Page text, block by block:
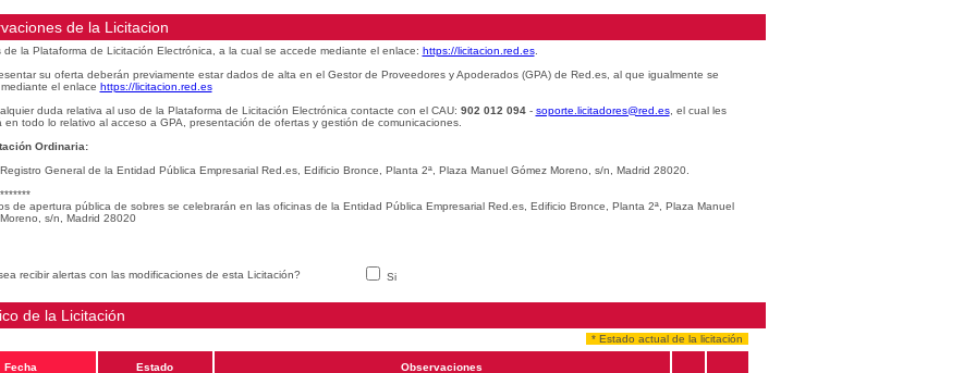
de la Licitacion
de la Plataforma de Licitación Electrónica, a la cual se accede mediante el enlace: https://licitacion.red.es.
su oferta deberán previamente estar dados de alta en el Gestor de Proveedores y Apoderados (GPA) de Red.es, al que igualmente se
el enlace https://licitacion.red.es
duda relativa al uso de la Plataforma de Licitación Electrónica contacte con el CAU: 902 012 094- soporte.licitadores@red.es, el cual les
en todo lo relativo al acceso a GPA, presentación de ofertas y gestión de comunicaciones.
Ordinaria:
General de la Entidad Pública Empresarial Red.es, Edificio Bronce, Planta 2ª, Plaza Manuel Gómez Moreno, s/n, Madrid 28020.
de apertura pública de sobres se celebrarán en las oficinas de la Entidad Pública Empresarial Red.es, Edificio Bronce, Planta 2ª, Plaza Manuel
s/n, Madrid 28020
recibir alertas con las modificaciones de esta Licitación? Si
de la Licitación
* Estado actual de la licitación
Fecha Estado Observaciones